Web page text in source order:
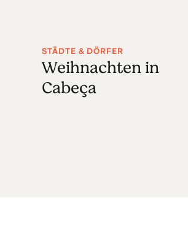
STÄDTE & DÖRFER
Weihnachten in
Cabeça